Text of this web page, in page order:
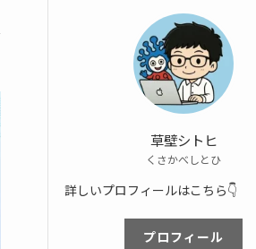
草壁シトヒ
くさかべしとひ
詳しいプロフィールはこちら👇
プロフィール